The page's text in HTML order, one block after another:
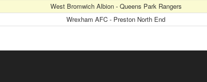
West Bromwich Albion - Queens Park Rangers
Wrexham AFC - Preston North End